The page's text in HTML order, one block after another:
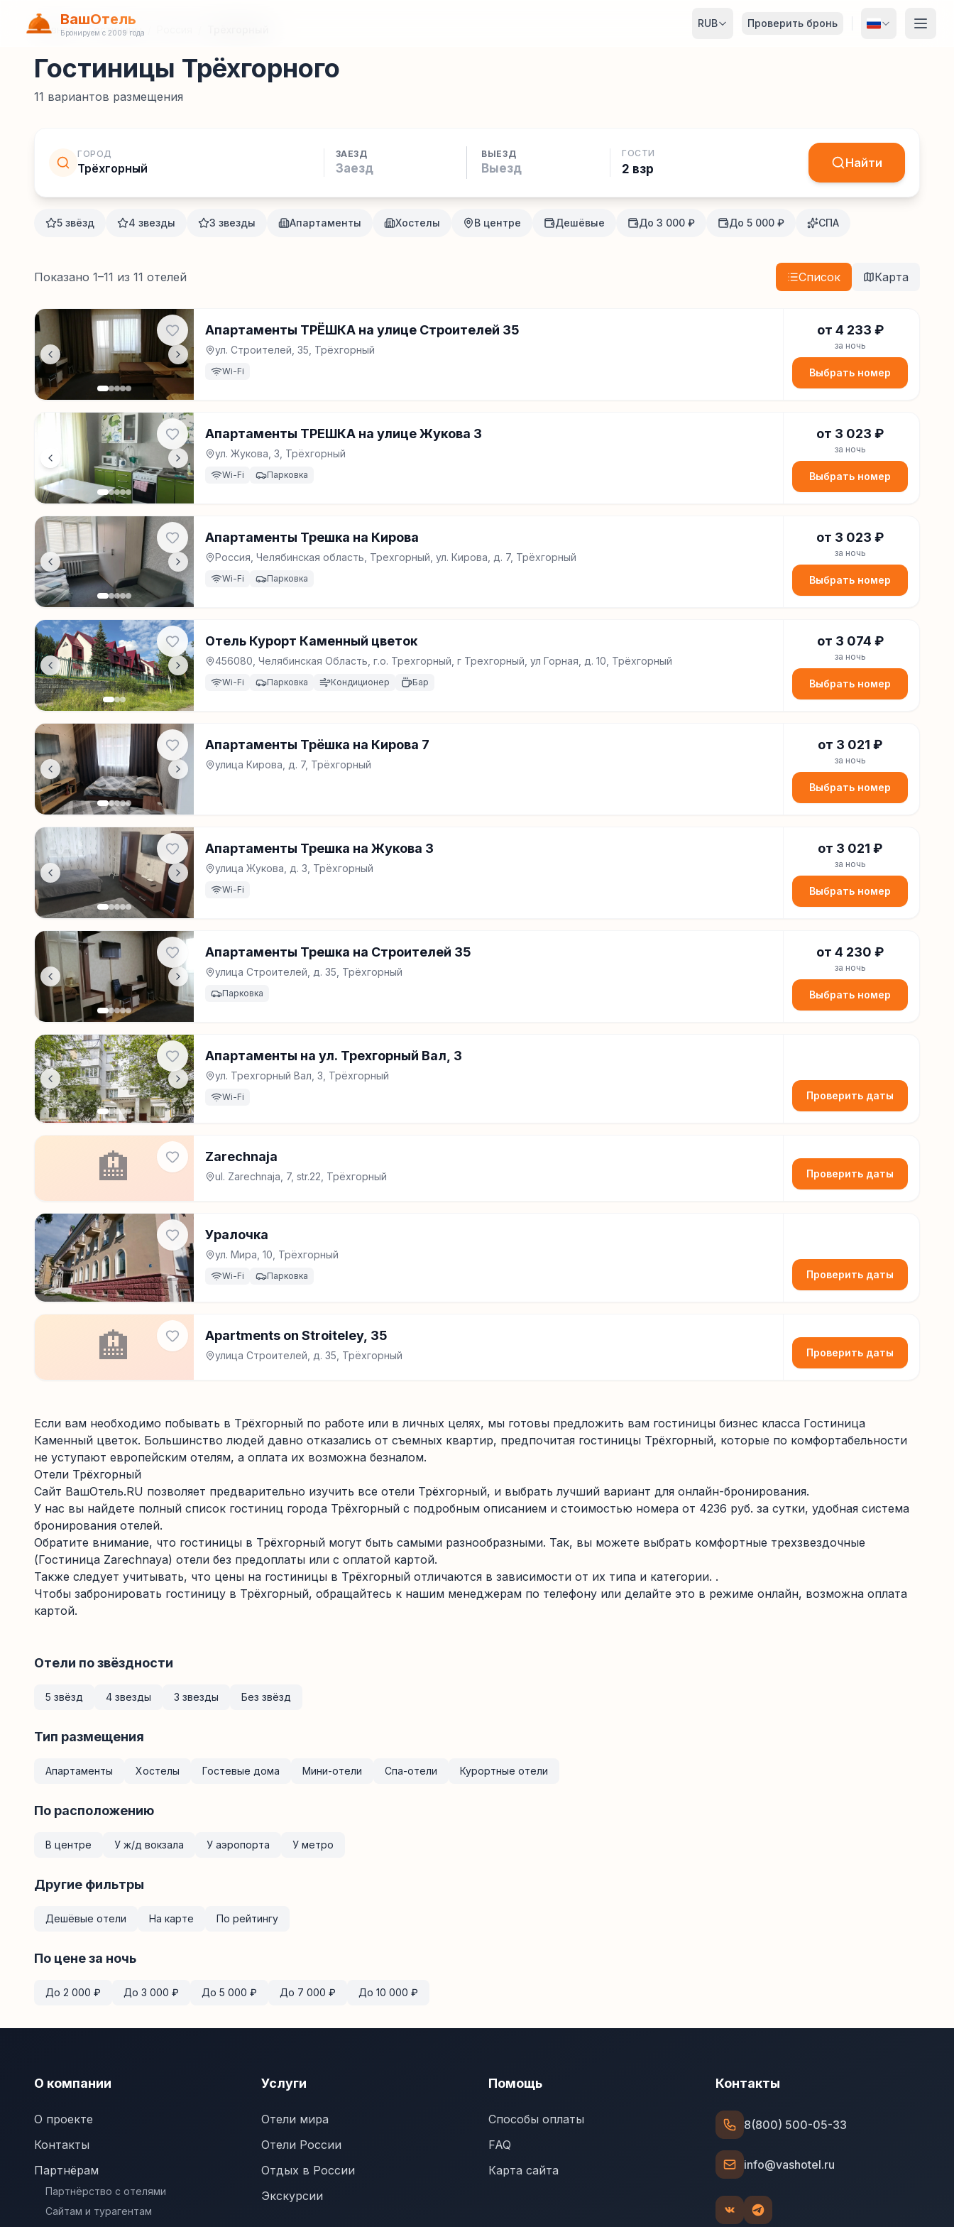
ВашОтель
Бронируем с 2009 года
RUB Проверить бронь
Главная / Гостиницы
Гостиницы Трёхгорного
11 вариантов размещения
ГОРОД
Трёхгорный
ЗАЕЗД ВЫЕЗД ГОСТИ
2 взр Найти
5 звёзд 4 звезды 3 звезды Апартаменты Хостелы В центре Дешёвые До 3 000 ₽ До 5 000 ₽ СПА
Показано 1–11 из 11 отелей Список Карта
Апартаменты ТРЁШКА на улице Строителей 35
ул. Строителей, 35, Трёхгорный
Wi-Fi
от 4 233 ₽
за ночь
Выбрать номер
Апартаменты ТРЕШКА на улице Жукова 3
ул. Жукова, 3, Трёхгорный
Wi-Fi Парковка
от 3 023 ₽
за ночь
Выбрать номер
Апартаменты Трешка на Кирова
Россия, Челябинская область, Трехгорный, ул. Кирова, д. 7, Трёхгорный
Wi-Fi Парковка
от 3 023 ₽
за ночь
Выбрать номер
Отель Курорт Каменный цветок
456080, Челябинская Область, г.о. Трехгорный, г Трехгорный, ул Горная, д. 10, Трёхгорный
Wi-Fi Парковка Кондиционер Бар
от 3 074 ₽
за ночь
Выбрать номер
Апартаменты Трёшка на Кирова 7
улица Кирова, д. 7, Трёхгорный
от 3 021 ₽
за ночь
Выбрать номер
Апартаменты Трешка на Жукова 3
улица Жукова, д. 3, Трёхгорный
Wi-Fi
от 3 021 ₽
за ночь
Выбрать номер
Апартаменты Трешка на Строителей 35
улица Строителей, д. 35, Трёхгорный
Парковка
от 4 230 ₽
за ночь
Выбрать номер
Апартаменты на ул. Трехгорный Вал, 3
ул. Трехгорный Вал, 3, Трёхгорный
Wi-Fi Проверить даты
🏨 Zarechnaja
ul. Zarechnaja, 7, str.22, Трёхгорный Проверить даты
Уралочка
ул. Мира, 10, Трёхгорный
Wi-Fi Парковка Проверить даты
🏨 Apartments on Stroiteley, 35
улица Строителей, д. 35, Трёхгорный Проверить даты
Если вам необходимо побывать в Трёхгорный по работе или в личных целях, мы готовы предложить вам гостиницы бизнес класса Гостиница
Каменный цветок. Большинство людей давно отказались от съемных квартир, предпочитая гостиницы Трёхгорный, которые по комфортабельности
не уступают европейским отелям, а оплата их возможна безналом.
Отели Трёхгорный
Сайт ВашОтель.RU позволяет предварительно изучить все отели Трёхгорный, и выбрать лучший вариант для онлайн-бронирования.
У нас вы найдете полный список гостиниц города Трёхгорный с подробным описанием и стоимостью номера от 4236 руб. за сутки, удобная система
бронирования отелей.
Обратите внимание, что гостиницы в Трёхгорный могут быть самыми разнообразными. Так, вы можете выбрать комфортные трехзвездочные
(Гостиница Zarechnaya) отели без предоплаты или с оплатой картой.
Также следует учитывать, что цены на гостиницы в Трёхгорный отличаются в зависимости от их типа и категории. .
Чтобы забронировать гостиницу в Трёхгорный, обращайтесь к нашим менеджерам по телефону или делайте это в режиме онлайн, возможна оплата
картой.
Отели по звёздности
5 звёзд 4 звезды 3 звезды Без звёзд
Тип размещения
Апартаменты Хостелы Гостевые дома Мини-отели Спа-отели Курортные отели
По расположению
В центре У ж/д вокзала У аэропорта У метро
Другие фильтры
Дешёвые отели На карте По рейтингу
По цене за ночь
До 2 000 ₽ До 3 000 ₽ До 5 000 ₽ До 7 000 ₽ До 10 000 ₽
О компании
О проекте
Контакты
Партнёрам
Партнёрство с отелями
Сайтам и турагентам
Услуги
Отели мира
Отели России
Отдых в России
Экскурсии
Помощь
Способы оплаты
FAQ
Карта сайта
Контакты
8(800) 500-05-33
info@vashotel.ru